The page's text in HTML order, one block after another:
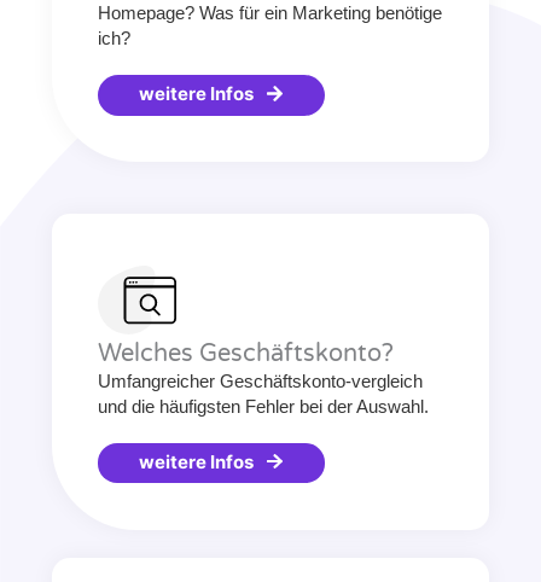
Homepage? Was für ein Marketing benötige
ich?
weitere Infos
Welches Geschäftskonto?
Umfangreicher Geschäftskonto-vergleich
und die häufigsten Fehler bei der Auswahl.
weitere Infos